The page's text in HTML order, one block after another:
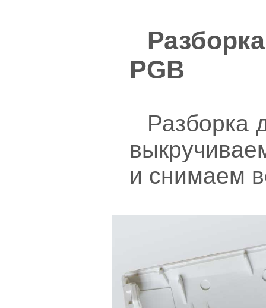
PGB
Разборка
и снимаем